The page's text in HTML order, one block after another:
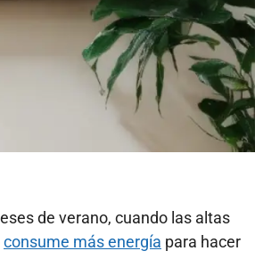
de verano, cuando las altas
consume más energía para hacer